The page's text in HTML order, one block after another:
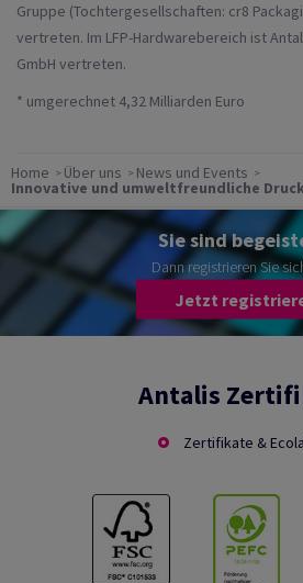
Gruppe (Tochtergesellschaften: cr8
vertreten. Im LFP-Hardwarebereich ist
GmbH vertreten.
* umgerechnet 4,32 Milliarden Euro
Home Über uns News und Events
Innovative und umweltfreundliche
Sie sind
Dann registrieren Sie
Jetzt
Antalis
Zertifikate &